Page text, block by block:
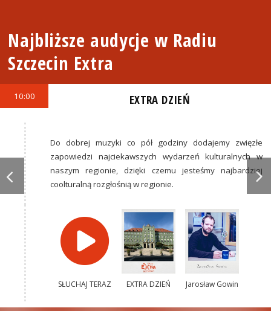
Najbliższe audycje w Radiu
Szczecin Extra
10:00 EXTRA DZIEŃ
Do dobrej muzyki co pół godziny dodajemy zwięzłe
zapowiedzi najciekawszych wydarzeń kulturalnych w
naszym regionie, dzięki czemu jesteśmy najbardziej
coolturalną rozgłośnią w regionie.
SŁUCHAJ TERAZ EXTRA DZIEŃ Jarosław Gowin